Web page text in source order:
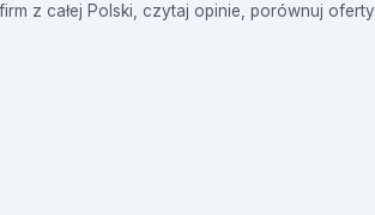
z całej Polski, czytaj opinie, porównuj